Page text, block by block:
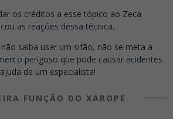
os créditos a esse tópico ao Zeca
as reações dessa técnica.
não saiba usar um sifão, não se meta a
perigoso que pode causar acidentes
de um especialista!
FUNÇÃO DO XAROPE